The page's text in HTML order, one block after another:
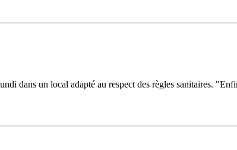
dans un local adapté au respect des règles sanitaires.